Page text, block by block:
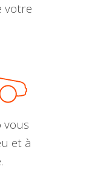
votre
vous
et à